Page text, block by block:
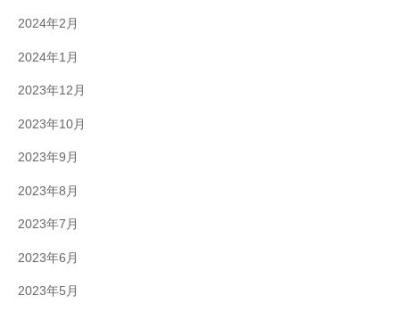
2024年2月
2024年1月
2023年12月
2023年10月
2023年9月
2023年8月
2023年7月
2023年6月
2023年5月